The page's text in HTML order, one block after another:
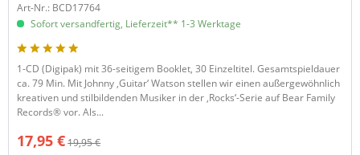
Art-Nr.: BCD17764
Sofort versandfertig, Lieferzeit** 1-3 Werktage
1-CD (Digipak) mit 36-seitigem Booklet, 30 Einzeltitel. Gesamtspieldauer
ca. 79 Min. Mit Johnny ‚Guitar‘ Watson stellen wir einen außergewöhnlich
kreativen und stilbildenden Musiker in der ‚Rocks‘-Serie auf Bear Family
Records® vor. Als...
17,95 €19,95 €